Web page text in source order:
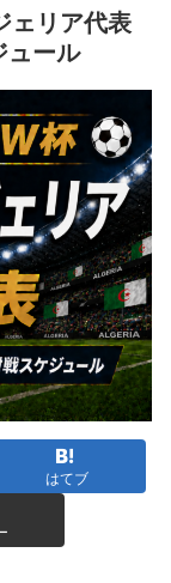
ェリア代表
ュール
はてブ